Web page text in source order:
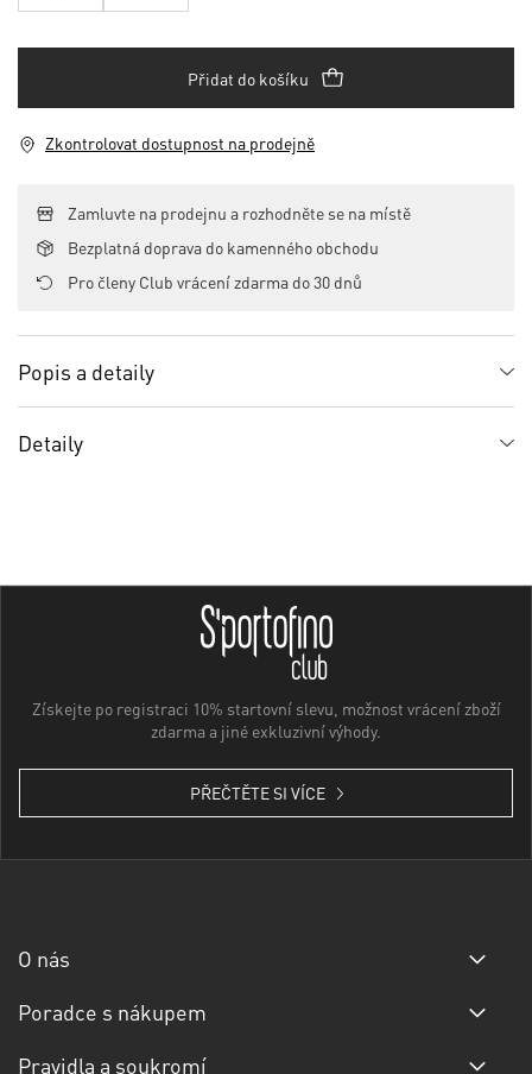
Přidat do košíku
Zkontrolovat dostupnost na prodejně
Zamluvte na prodejnu a rozhodněte se na místě
Bezplatná doprava do kamenného obchodu
Pro členy Club vrácení zdarma do 30 dnů
Popis a detaily
Detaily
Získejte po registraci 10% startovní slevu, možnost vrácení zboží
zdarma a jiné exkluzivní výhody.
PŘEČTĚTE SI VÍCE
O nás
Poradce s nákupem
Pravidla a soukromí